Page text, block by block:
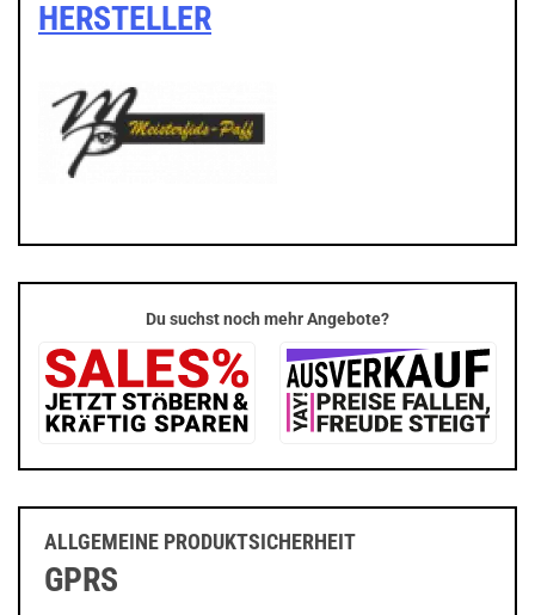
HERSTELLER
Du suchst noch mehr Angebote?
ALLGEMEINE PRODUKTSICHERHEIT
GPRS